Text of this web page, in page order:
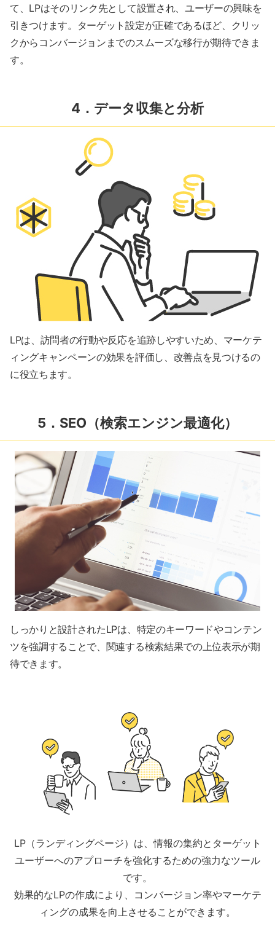
て、LPはそのリンク先として設置され、ユーザーの興味を
引きつけます。ターゲット設定が正確であるほど、クリッ
クからコンバージョンまでのスムーズな移行が期待できま
す。
4．データ収集と分析
LPは、訪問者の行動や反応を追跡しやすいため、マーケテ
ィングキャンペーンの効果を評価し、改善点を見つけるの
に役立ちます。
5．SEO（検索エンジン最適化）
しっかりと設計されたLPは、特定のキーワードやコンテン
ツを強調することで、関連する検索結果での上位表示が期
待できます。
LP（ランディングページ）は、情報の集約とターゲット
ユーザーへのアプローチを強化するための強力なツール
です。
効果的なLPの作成により、コンバージョン率やマーケテ
ィングの成果を向上させることができます。